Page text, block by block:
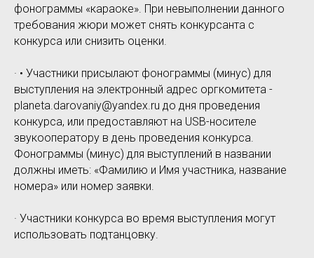
фонограммы «караоке». При невыполнении данного
требования жюри может снять конкурсанта с
конкурса или снизить оценки.
· • Участники присылают фонограммы (минус) для
выступления на электронный адрес оргкомитета -
planeta.darovaniy@yandex.ru до дня проведения
конкурса, или предоставляют на USB-носителе
звукооператору в день проведения конкурса.
Фонограммы (минус) для выступлений в названии
должны иметь: «Фамилию и Имя участника, название
номера» или номер заявки.
· Участники конкурса во время выступления могут
использовать подтанцовку.